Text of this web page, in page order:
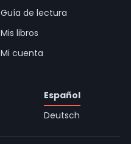
Guía de lectura
Mis libros
Mi cuenta
Español
Deutsch